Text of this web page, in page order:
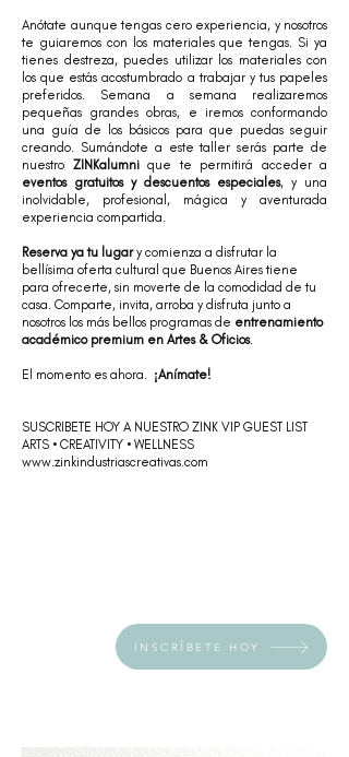
Anótate aunque tengas cero experiencia, y nosotros
te guiaremos con los materiales que tengas. Si ya
tienes destreza, puedes utilizar los materiales con
los que estás acostumbrado a trabajar y tus papeles
preferidos. Semana a semana realizaremos
pequeñas grandes obras, e iremos conformando
una guía de los básicos para que puedas seguir
creando. Sumándote a este taller serás parte de
nuestro ZINKalumnique te permitirá acceder a
eventos gratuitos y descuentos especiales, y una
inolvidable, profesional, mágica y aventurada
experiencia compartida.
Reserva ya tu lugary comienza a disfrutar la
bellísima oferta cultural que Buenos Aires tiene
para ofrecerte, sin moverte de la comodidad de tu
casa. Comparte, invita, arroba y disfruta junto a
nosotros los más bellos programas de entrenamiento
académico premium en Artes & Oficios.
El momento es ahora. ¡Anímate!
SUSCRIBETE HOY A NUESTRO ZINK VIP GUEST LIST
ARTS • CREATIVITY • WELLNESS
www.zinkindustriascreativas.com
INSCRÍBETE HOY